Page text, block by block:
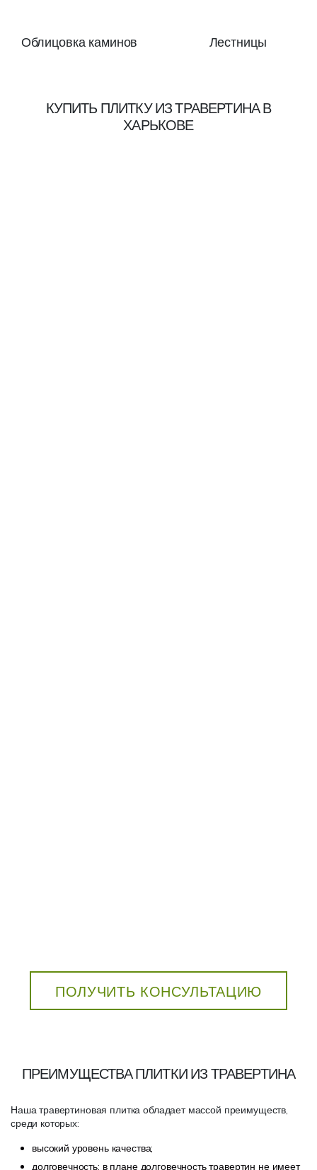
Облицовка каминов Лестницы
КУПИТЬ ПЛИТКУ ИЗ ТРАВЕРТИНА В
ХАРЬКОВЕ
ПОЛУЧИТЬ КОНСУЛЬТАЦИЮ
ПРЕИМУЩЕСТВА ПЛИТКИ ИЗ ТРАВЕРТИНА
Наша травертиновая плитка обладает массой преимуществ,
среди которых:
высокий уровень качества;
долговечность; в плане долговечность травертин не имеет